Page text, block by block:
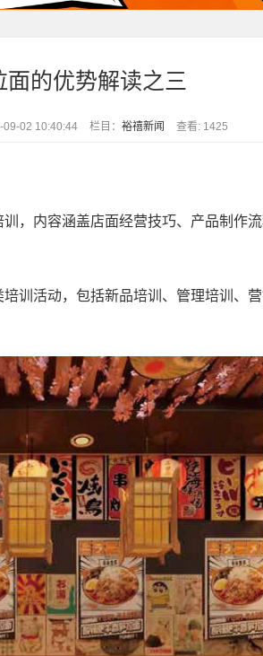
面的优势解读之三
09-02 10:40:44 栏目： 裕禧新闻 查看: 1425
，内容涵盖店面经营技巧、产品制作
训活动，包括新品培训、管理培训、